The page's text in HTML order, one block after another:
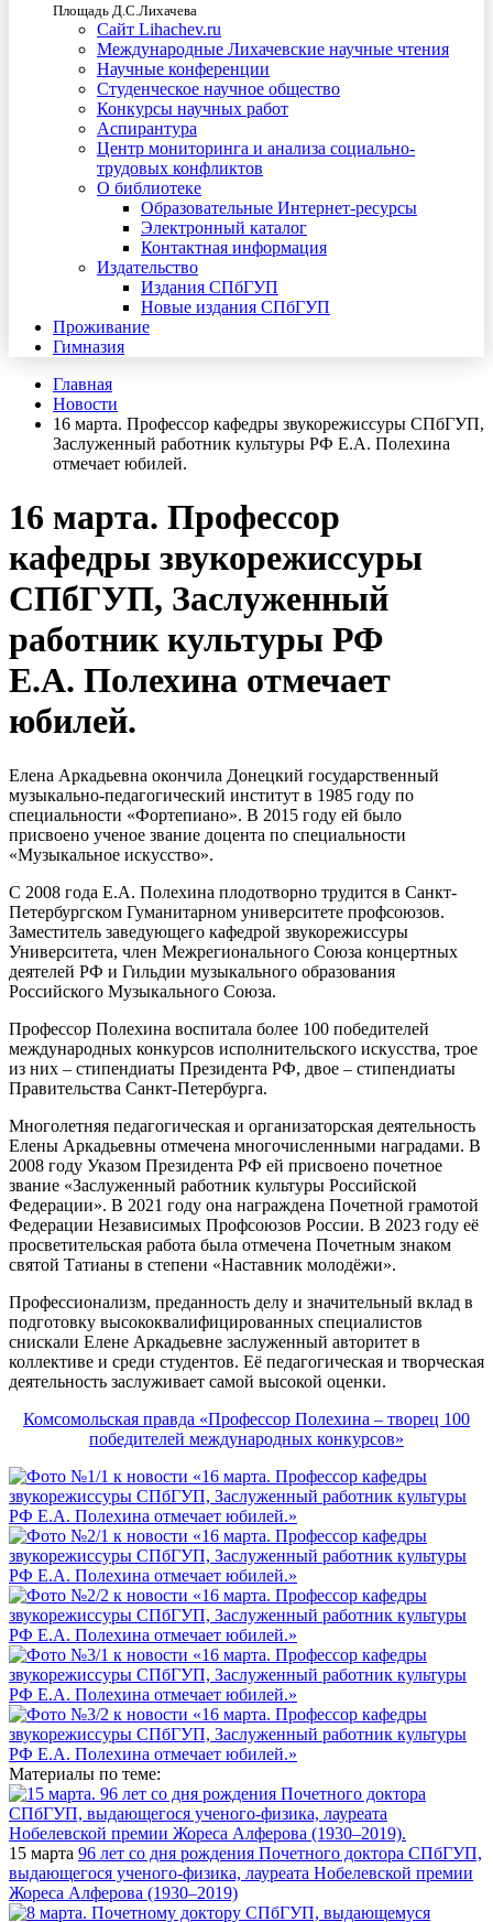
Площадь Д.С.Лихачева
Сайт Lihachev.ru
Международные Лихачевские научные чтения
Научные конференции
Студенческое научное общество
Конкурсы научных работ
Аспирантура
Центр мониторинга и анализа социально-
трудовых конфликтов
О библиотеке
Образовательные Интернет-ресурсы
Электронный каталог
Контактная информация
Издательство
Издания СПбГУП
Новые издания СПбГУП
Проживание
Гимназия
Главная
Новости
16 марта. Профессор кафедры звукорежиссуры СПбГУП,
Заслуженный работник культуры РФ Е.А. Полехина
отмечает юбилей.
16 марта. Профессор
кафедры звукорежиссуры
СПбГУП, Заслуженный
работник культуры РФ
Е.А. Полехина отмечает
юбилей.
Елена Аркадьевна окончила Донецкий государственный
музыкально-педагогический институт в 1985 году по
специальности «Фортепиано». В 2015 году ей было
присвоено ученое звание доцента по специальности
«Музыкальное искусство».
С 2008 года Е.А. Полехина плодотворно трудится в Санкт-
Петербургском Гуманитарном университете профсоюзов.
Заместитель заведующего кафедрой звукорежиссуры
Университета, член Межрегионального Союза концертных
деятелей РФ и Гильдии музыкального образования
Российского Музыкального Союза.
Профессор Полехина воспитала более 100 победителей
международных конкурсов исполнительского искусства, трое
из них – стипендиаты Президента РФ, двое – стипендиаты
Правительства Санкт-Петербурга.
Многолетняя педагогическая и организаторская деятельность
Елены Аркадьевны отмечена многочисленными наградами. В
2008 году Указом Президента РФ ей присвоено почетное
звание «Заслуженный работник культуры Российской
Федерации». В 2021 году она награждена Почетной грамотой
Федерации Независимых Профсоюзов России. В 2023 году её
просветительская работа была отмечена Почетным знаком
святой Татианы в степени «Наставник молодёжи».
Профессионализм, преданность делу и значительный вклад в
подготовку высококвалифицированных специалистов
снискали Елене Аркадьевне заслуженный авторитет в
коллективе и среди студентов. Её педагогическая и творческая
деятельность заслуживает самой высокой оценки.
Комсомольская правда «Профессор Полехина – творец 100
победителей международных конкурсов»
Материалы по теме:
15 марта 96 лет со дня рождения Почетного доктора СПбГУП,
выдающегося ученого-физика, лауреата Нобелевской премии
Жореса Алферова (1930–2019)